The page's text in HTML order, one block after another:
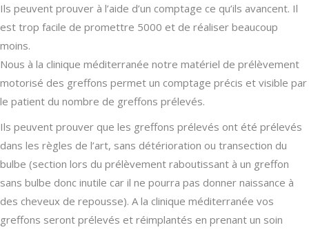
Ils peuvent prouver à l’aide d’un comptage ce qu’ils avancent. Il
est trop facile de promettre 5000 et de réaliser beaucoup
moins.
Nous à la clinique méditerranée notre matériel de prélèvement
motorisé des greffons permet un comptage précis et visible par
le patient du nombre de greffons prélevés.
Ils peuvent prouver que les greffons prélevés ont été prélevés
dans les règles de l’art, sans détérioration ou transection du
bulbe (section lors du prélèvement raboutissant à un greffon
sans bulbe donc inutile car il ne pourra pas donner naissance à
des cheveux de repousse). A la clinique méditerranée vos
greffons seront prélevés et réimplantés en prenant un soin